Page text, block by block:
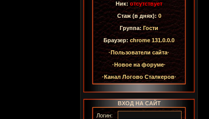
Ник:отсутствует
Стаж (в днях): 0
Группа: Гости
Браузер: chrome 131.0.0.0
·Пользователи сайта·
·Новое на форуме·
·Канал Логово Сталкеров·
ВХОД НА САЙТ
Логин: